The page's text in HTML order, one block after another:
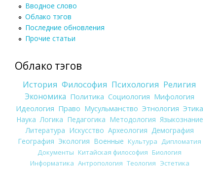
Вводное слово
Облако тэгов
Последние обновления
Прочие статьи
Облако тэгов
История Философия Психология Религия
Экономика Политика Социология Мифология
Идеология Право Мусульманство Этнология Этика
Наука Логика Педагогика Методология Языкознание
Литература Искусство Археология Демография
География Экология Военные Культура
Дипломатия
Документы Китайская философия Биология
Информатика Антропология Теология Эстетика